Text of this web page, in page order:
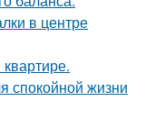
в центре
спокойной жизни